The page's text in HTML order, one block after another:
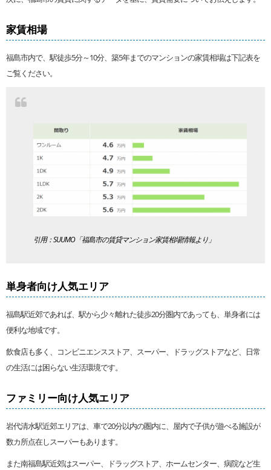
家賃相場
福島市内で、駅徒歩5分～10分、築5年までのマンションの家賃相場は下記表を
ご覧ください。
引用：SUUMO「福島市の賃貸マンション家賃相場情報より」
単身者向け人気エリア
福島駅近郊であれば、駅から少々離れた徒歩20分圏内であっても、単身者には
便利な地域です。
飲食店も多く、コンビニエンスストア、スーパー、ドラッグストアなど、日常
の生活には困らない生活環境です。
ファミリー向け人気エリア
岩代清水駅近郊エリアは、車で20分以内の圏内に、屋内で子供が遊べる施設が
数カ所点在しスーパーもあります。
また南福島駅近郊はスーパー、ドラッグストア、ホームセンター、病院など生